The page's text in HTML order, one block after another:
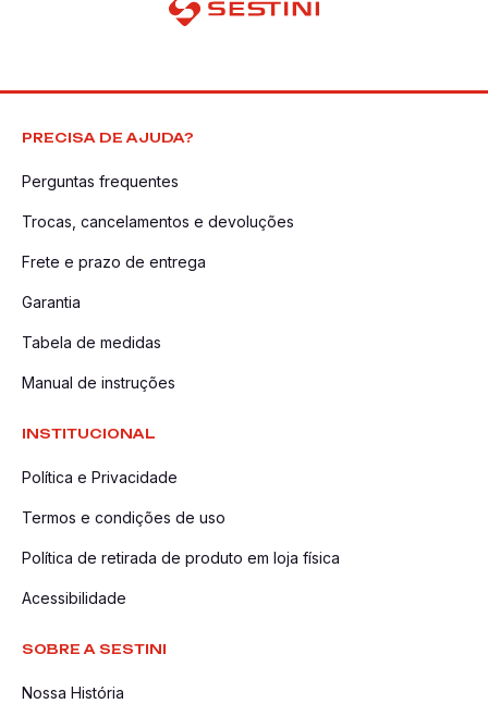
compartimentos, temos certeza que você encontrará a opção
PRECISA DE AJUDA?
Perguntas frequentes
Trocas, cancelamentos e devoluções
Frete e prazo de entrega
Garantia
Tabela de medidas
Manual de instruções
INSTITUCIONAL
Política e Privacidade
Termos e condições de uso
Política de retirada de produto em loja física
Acessibilidade
SOBRE A SESTINI
Nossa História